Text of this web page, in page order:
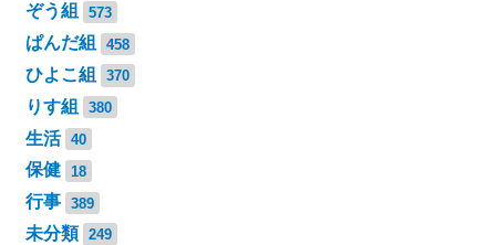
ぞう組 573
ぱんだ組 458
ひよこ組 370
りす組 380
生活 40
保健 18
行事 389
未分類 249